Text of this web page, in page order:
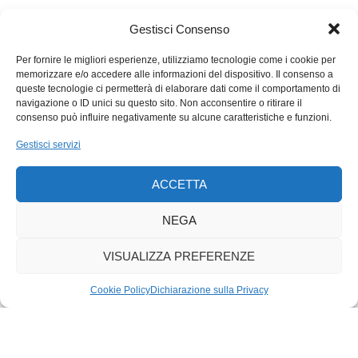
Gestisci Consenso
Per fornire le migliori esperienze, utilizziamo tecnologie come i cookie per
memorizzare e/o accedere alle informazioni del dispositivo. Il consenso a
queste tecnologie ci permetterà di elaborare dati come il comportamento di
navigazione o ID unici su questo sito. Non acconsentire o ritirare il
consenso può influire negativamente su alcune caratteristiche e funzioni.
Gestisci servizi
ACCETTA
NEGA
VISUALIZZA PREFERENZE
Cookie PolicyDichiarazione sulla Privacy